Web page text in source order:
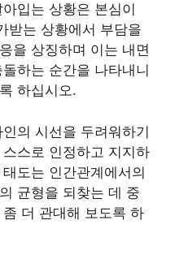
입는 상황은 본심이
받는 상황에서 부담을
을 상징하며 이는 내면
하는 순간을 나타내니
하십시오.
의 시선을 두려워하기
스로 인정하고 지지하
도는 인간관계에서의
균형을 되찾는 데 중
더 관대해 보도록 하